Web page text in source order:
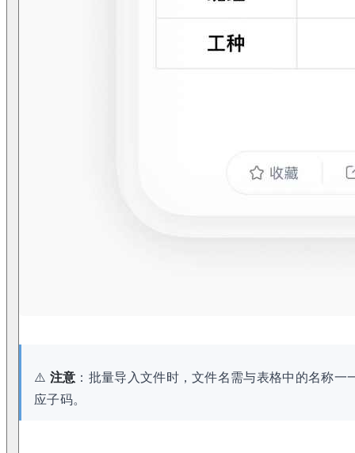
⚠️ 注意 ：批量导入文件时，文件名需与表格中的名称
应子码。